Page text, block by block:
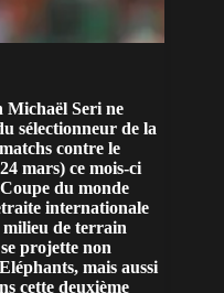
Michaël Seri ne
sélectionneur de la
contre le
mars) ce mois-ci
du monde
internationale
milieu de terrain
projette non
mais aussi
cette deuxième